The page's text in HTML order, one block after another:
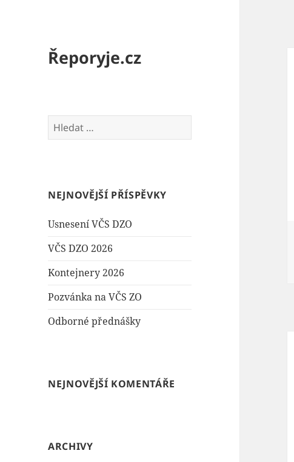
Řeporyje.cz
Vyhledávání
NEJNOVĚJŠÍ PŘÍSPĚVKY
Usnesení VČS DZO
VČS DZO 2026
Kontejnery 2026
Pozvánka na VČS ZO
Odborné přednášky
NEJNOVĚJŠÍ KOMENTÁŘE
ARCHIVY